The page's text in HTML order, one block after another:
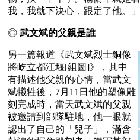
我，我就下決心，跟定了他。」
◎ 武文斌的父親是誰
另一篇報道《武文斌烈士銅像
將屹立都江堰[組圖]》，其中
有描述他父親的心情，當武文
斌犧牲後，7月11日他的塑像雕
刻完成時，當天武文斌的父親
被邀請到部隊駐地，他一眼就
認出了自己的「兒子」，滿含